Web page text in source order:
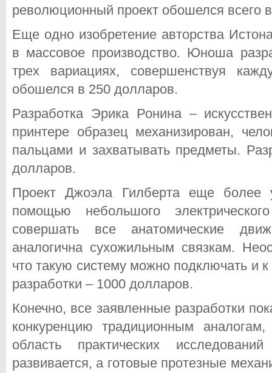
революционный проект обошелся всего
Еще одно изобретение авторства
в массовое производство. Юноша
трех вариациях, совершенствуя
обошелся в 250 долларов.
Разработка Эрика Ронина –
принтере образец механизирован,
пальцами и захватывать предметы.
долларов.
Проект Джоэла Гилберта еще более
помощью небольшого
совершать все анатомические
аналогична сухожильным связкам.
что такую систему можно подключать и
разработки – 1000 долларов.
Конечно, все заявленные разработки
конкуренцию традиционным
область практических
развивается, а готовые протезные